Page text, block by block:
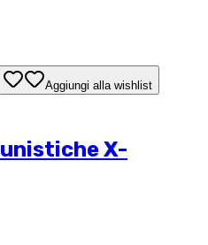
Aggiungi alla wishlist
X-